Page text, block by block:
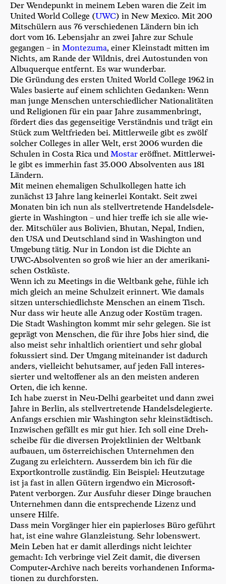
Der Wen­de­punkt in mei­nem Leben waren die Zeit im
United World Col­lege (UWC) in New Mexi­co. Mit 200
Mit­schü­lern aus 76 ver­schie­de­nen Län­dern bin ich
dort vom 16. Lebens­jahr an zwei Jah­re zur Schu­le
gegan­gen – in Mon­te­zu­ma, einer Klein­stadt mit­ten im
Nichts, am Ran­de der Wild­nis, drei Auto­stun­den von
Albu­quer­que ent­fernt. Es war wunderbar.
Die Grün­dung des ers­ten United World Col­lege 1962 in
Wales basier­te auf einem schlich­ten Gedan­ken: Wenn
man jun­ge Men­schen unter­schied­li­cher Natio­na­li­tä­ten
und Reli­gio­nen für ein paar Jah­re zusam­men­bringt,
för­dert dies das gegen­sei­ti­ge Ver­ständ­nis und trägt ein
Stück zum Welt­frie­den bei. Mitt­ler­wei­le gibt es zwölf
sol­cher Col­leges in aller Welt, erst 2006 wur­den die
Schu­len in Cos­ta Rica undMostar eröff­net. Mitt­ler­wei­
le gibt es immer­hin fast 35.000 Absol­ven­ten aus 181
Ländern.
Mit mei­nen ehe­ma­li­gen Schul­kol­le­gen hat­te ich
zunächst 13 Jah­re lang kei­ner­lei Kon­takt. Seit zwei
Mona­ten bin ich nun als stell­ver­tre­ten­de Han­dels­de­le­
gier­te in Washing­ton – und hier tref­fe ich sie alle wie­
der. Mit­schü­ler aus Boli­vi­en, Bhu­tan, Nepal, Indi­en,
den USA und Deutsch­land sind in Washing­ton und
Umge­bung tätig. Nur in Lon­don ist die Dich­te an
UWC-Absol­ven­ten so groß wie hier an der ame­ri­ka­ni­
schen Ostküste.
Wenn ich zu Mee­tings in die Welt­bank gehe, füh­le ich
mich gleich an mei­ne Schul­zeit erin­nert. Wie damals
sit­zen unter­schied­lichs­te Men­schen an einem Tisch.
Nur dass wir heu­te alle Anzug oder Kos­tüm tra­gen.
Die Stadt Washing­ton kommt mir sehr gele­gen. Sie ist
geprägt von Men­schen, die für ihre Jobs hier sind, die
also meist sehr inhalt­lich ori­en­tiert und sehr glo­bal
fokus­siert sind. Der Umgang mit­ein­an­der ist dadurch
anders, viel­leicht behut­sa­mer, auf jeden Fall inter­es­
sier­ter und welt­of­fe­ner als an den meis­ten ande­ren
Orten, die ich kenne.
Ich habe zuerst in Neu-Delhi gear­bei­tet und dann zwei
Jah­re in Ber­lin, als stell­ver­tre­ten­de Han­dels­de­le­gier­te.
Anfangs erschien mir Washing­ton sehr klein­städ­tisch.
Inzwi­schen gefällt es mir gut hier. Ich soll eine Dreh­
schei­be für die diver­sen Pro­jekt­li­ni­en der Welt­bank
auf­bau­en, um öster­rei­chi­schen Unter­neh­men den
Zugang zu erleich­tern. Aus­ser­dem bin ich für die
Export­kon­trol­le zustän­dig. Ein Bei­spiel: Heut­zu­ta­ge
ist ja fast in allen Gütern irgend­wo ein Micro­soft-
Patent ver­bor­gen. Zur Aus­fuhr die­ser Din­ge brau­chen
Unter­neh­men dann die ent­spre­chen­de Lizenz und
unse­re Hilfe.
Dass mein Vor­gän­ger hier ein papier­lo­ses Büro geführt
hat, ist eine wah­re Glanz­leis­tung. Sehr lobens­wert.
Mein Leben hat er damit aller­dings nicht leich­ter
gemacht: Ich ver­brin­ge viel Zeit damit, die diver­sen
Com­pu­ter-Archi­ve nach bereits vor­han­de­nen Infor­ma­
tio­nen zu durchforsten.